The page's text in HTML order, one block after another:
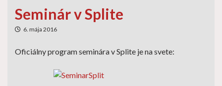
Seminár v Splite
6. mája 2016
Oficiálny program seminára v Splite je na svete: